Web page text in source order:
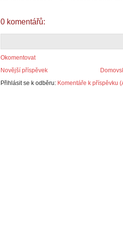
0 komentářů:
Okomentovat
Novější příspěvek
Přihlásit se k odběru: Komentáře k příspěvku